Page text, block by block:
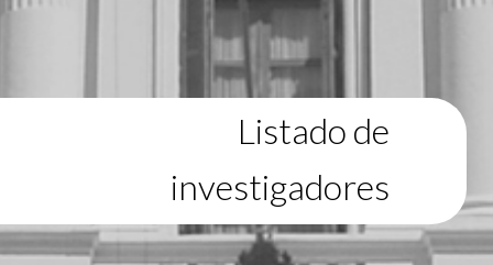
Listado de
investigadores